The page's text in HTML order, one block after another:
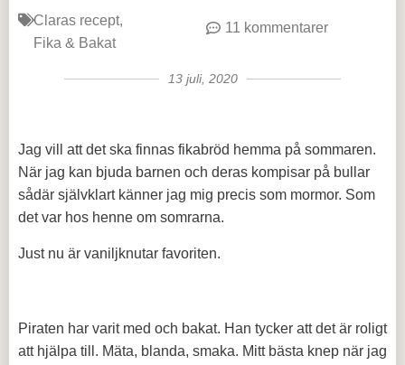
Claras recept
Fika & Bakat
11 kommentarer
13 juli, 2020
Jag vill att det ska finnas fikabröd hemma på sommaren.
När jag kan bjuda barnen och deras kompisar på bullar
sådär självklart känner jag mig precis som mormor. Som
det var hos henne om somrarna.
Just nu är vaniljknutar favoriten.
Piraten har varit med och bakat. Han tycker att det är roligt
att hjälpa till. Mäta, blanda, smaka. Mitt bästa knep när jag